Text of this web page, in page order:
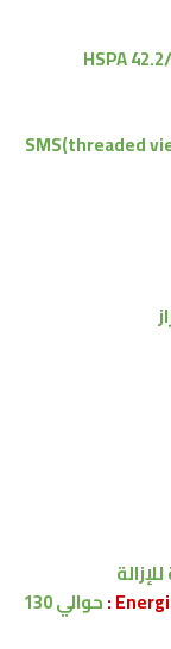
HSPA
SMS(threaded
حوالي 130